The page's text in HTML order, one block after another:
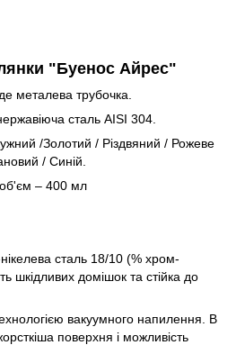
"Буенос Айрес"
металева трубочка.
сталь AISI 304.
/Золотий / Різдвяний / Рожеве
/ Синій.
– 400 мл
сталь 18/10 (% хром-
шкідливих домішок та стійка до
вакуумного напилення. В
поверхня і можливість